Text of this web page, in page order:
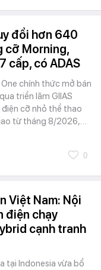
đổi hơn 640
cỡ Morning,
cấp, có ADAS
chính thức mở bán
triển lãm GIIAS
điện cỡ nhỏ thể thao
từ tháng 8/2026,…
0
Việt Nam: Nội
điện chạy
cạnh tranh
tại Indonesia vừa bổ